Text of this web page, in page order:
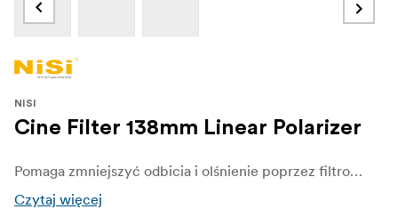
NISI
Cine Filter 138mm Linear Polarizer
Pomaga zmniejszyć odbicia i olśnienie poprzez filtrowanie światła, które uległo polaryzacji w wyniku odbicia od powierzchni niemetalicznej. Światło słoneczne ulega naturalnej częściowej polaryzacji w wyniku odbicia od elektronów w cząsteczkach powietrza, co powoduje rozpraszanie światła i tworzenie się mgły
Czytaj więcej